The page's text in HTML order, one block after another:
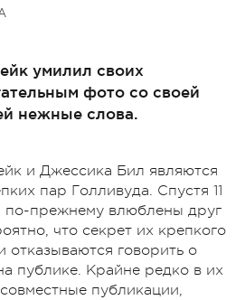
умилил своих
фото со своей
нежные слова.
и Джессика Бил являются
пар Голливуда. Спустя 11
по-прежнему влюблены друг
что секрет их крепкого
отказываются говорить о
публике. Крайне редко в их
публикации,